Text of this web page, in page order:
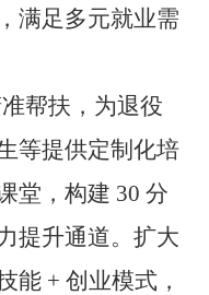
满足多元就业需
帮扶，为退役
等提供定制化培
堂，构建 30 分
提升通道。扩大
能 + 创业模式，